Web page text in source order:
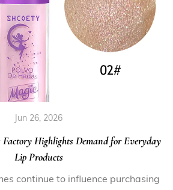
Jun 26, 2026
Factory Highlights Demand for Everyday
Lip Products
continue to influence purchasing